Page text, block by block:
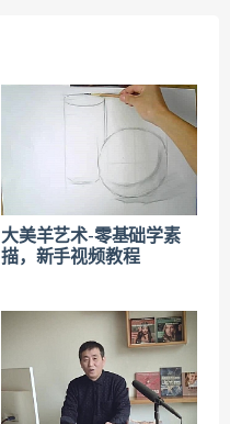
大美羊艺术-零基础学素
描，新手视频教程